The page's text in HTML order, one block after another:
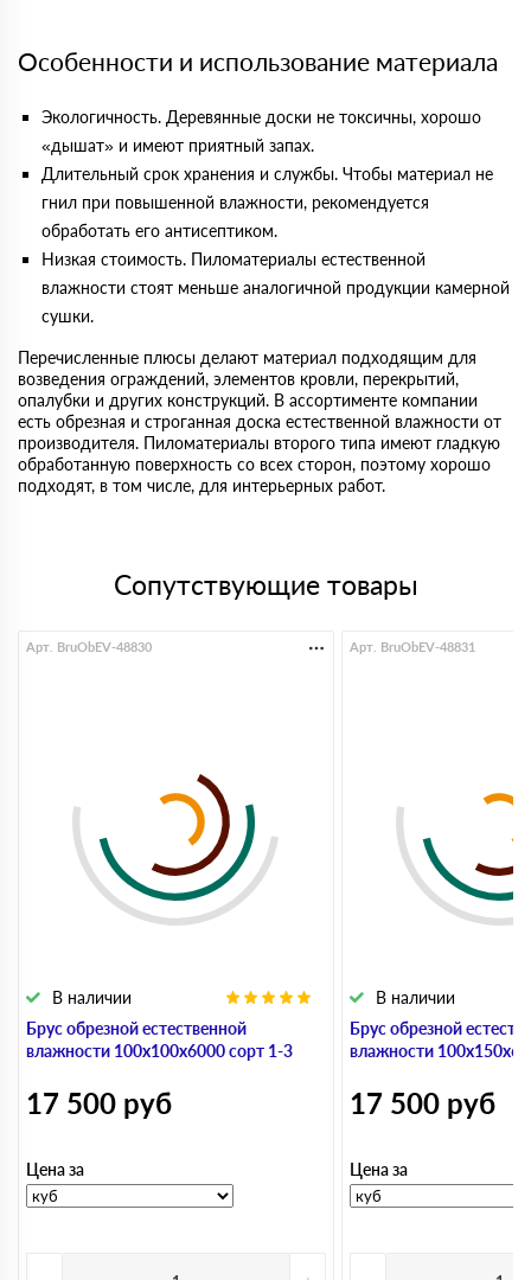
Особенности и использование материала
Экологичность. Деревянные доски не токсичны, хорошо
«дышат» и имеют приятный запах.
Длительный срок хранения и службы. Чтобы материал не
гнил при повышенной влажности, рекомендуется
обработать его антисептиком.
Низкая стоимость. Пиломатериалы естественной
влажности стоят меньше аналогичной продукции камерной
сушки.
Перечисленные плюсы делают материал подходящим для
возведения ограждений, элементов кровли, перекрытий,
опалубки и других конструкций. В ассортименте компании
есть обрезная и строганная доска естественной влажности от
производителя. Пиломатериалы второго типа имеют гладкую
обработанную поверхность со всех сторон, поэтому хорошо
подходят, в том числе, для интерьерных работ.
Сопутствующие товары
Брус обрезной естественной
влажности 100х100х6000 сорт 1-3
В наличии
Арт. BruObEV-48830
17 500 руб
Цена за
Брус обрезной
влажности
В наличии
Арт. BruObEV-48831
17 500 руб
Цена за